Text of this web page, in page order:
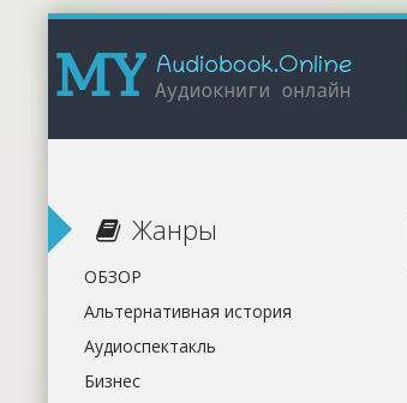
Жанры
ОБЗОР
Альтернативная история
Аудиоспектакль
Бизнес